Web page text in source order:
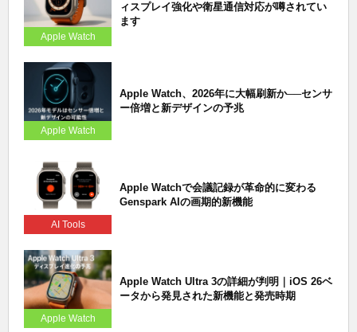
Apple Watch
ィスプレイ強化や衛星通信対応が噂されてい
ます
Apple Watch
Apple Watch、2026年に大幅刷新か──センサ
ー倍増と新デザインの予兆
AI Tools
Apple Watchで会議記録が革命的に変わる
Genspark AIの画期的新機能
Apple Watch
Apple Watch Ultra 3の詳細が判明｜iOS 26ベ
ータから発見された新機能と発売時期